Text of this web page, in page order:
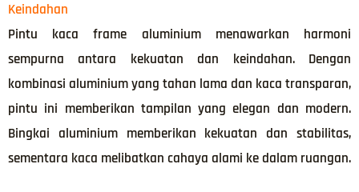
Keindahan
Pintu kaca frame aluminium menawarkan harmoni
sempurna antara kekuatan dan keindahan. Dengan
kombinasi aluminium yang tahan lama dan kaca transparan,
pintu ini memberikan tampilan yang elegan dan modern.
Bingkai aluminium memberikan kekuatan dan stabilitas,
sementara kaca melibatkan cahaya alami ke dalam ruangan.